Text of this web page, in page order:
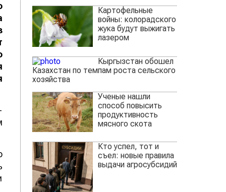
Картофельные
войны: колорадского
жука будут выжигать
лазером
Кыргызстан обошел
Казахстан по темпам роста сельского
хозяйства
Ученые нашли
способ повысить
продуктивность
мясного скота
Кто успел, тот и
съел: новые правила
выдачи агросубсидий